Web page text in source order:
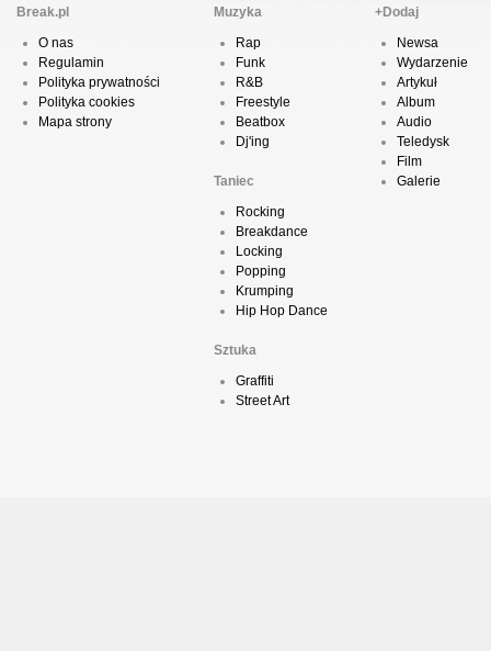
Break.pl
O nas
Regulamin
Polityka prywatności
Polityka cookies
Mapa strony
Muzyka
Rap
Funk
R&B
Freestyle
Beatbox
Dj'ing
Taniec
Rocking
Breakdance
Locking
Popping
Krumping
Hip Hop Dance
Sztuka
Graffiti
Street Art
+Dodaj
Newsa
Wydarzenie
Artykuł
Album
Audio
Teledysk
Film
Galerie